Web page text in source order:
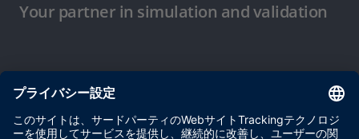
Your partner in simulation and validation
ご使用条件
プライバシーポリシー